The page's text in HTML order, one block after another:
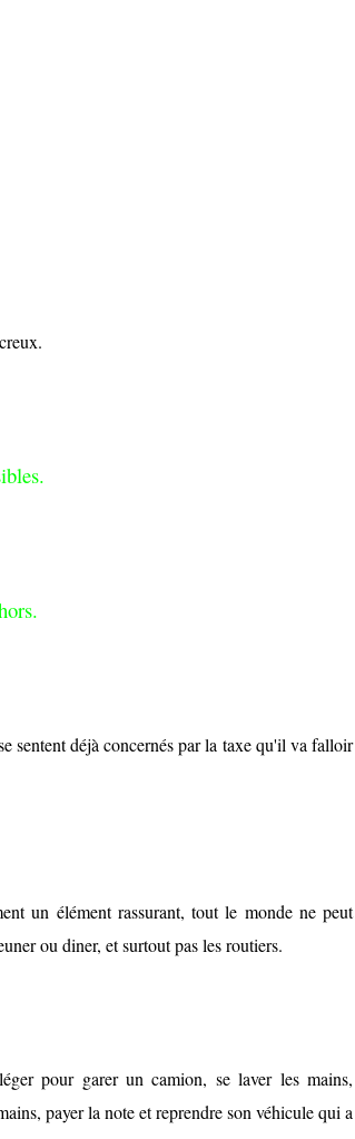
sentent déjà concernés par la taxe qu'il va falloir
un élément rassurant, tout le monde ne peut
ou diner, et surtout pas les routiers.
pour garer un camion, se laver les mains,
payer la note et reprendre son véhicule qui a